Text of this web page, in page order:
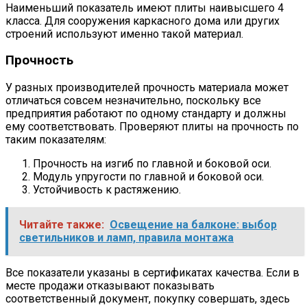
Наименьший показатель имеют плиты наивысшего 4
класса. Для сооружения каркасного дома или других
строений используют именно такой материал.
Прочность
У разных производителей прочность материала может
отличаться совсем незначительно, поскольку все
предприятия работают по одному стандарту и должны
ему соответствовать. Проверяют плиты на прочность по
таким показателям:
Прочность на изгиб по главной и боковой оси.
Модуль упругости по главной и боковой оси.
Устойчивость к растяжению.
Читайте также: Освещение на балконе: выбор
светильников и ламп, правила монтажа
Все показатели указаны в сертификатах качества. Если в
месте продажи отказывают показывать
соответственный документ, покупку совершать, здесь